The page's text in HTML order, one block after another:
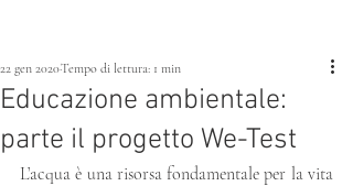
Educazione ambientale:
parte il progetto We-Test
22 gen 2020Tempo di lettura: 1 min
L’acqua è una risorsa fondamentale per la vita